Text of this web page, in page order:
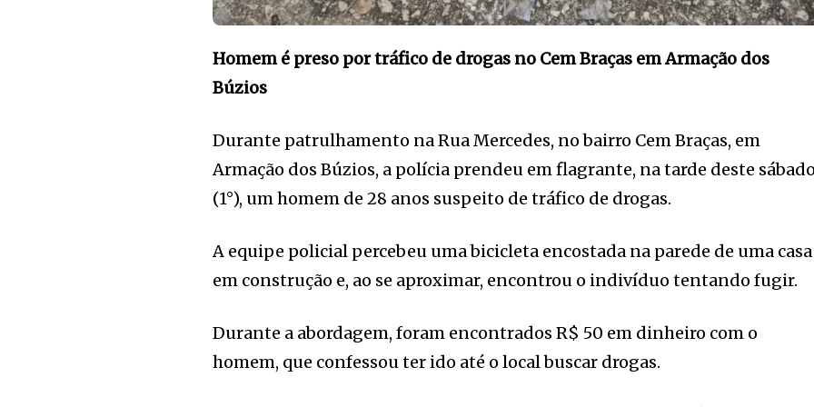
Homem é preso por tráfico de drogas no Cem Braças em Armação dos
Búzios
Durante patrulhamento na Rua Mercedes, no bairro Cem Braças, em
Armação dos Búzios, a polícia prendeu em flagrante, na tarde deste
(1°), um homem de 28 anos suspeito de tráfico de drogas.
A equipe policial percebeu uma bicicleta encostada na parede de uma casa
em construção e, ao se aproximar, encontrou o indivíduo tentando fugir.
Durante a abordagem, foram encontrados R$ 50 em dinheiro com o
homem, que confessou ter ido até o local buscar drogas.